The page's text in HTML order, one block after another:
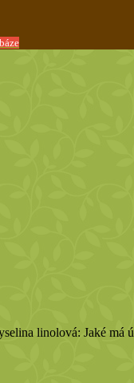
linolová: Jaké má